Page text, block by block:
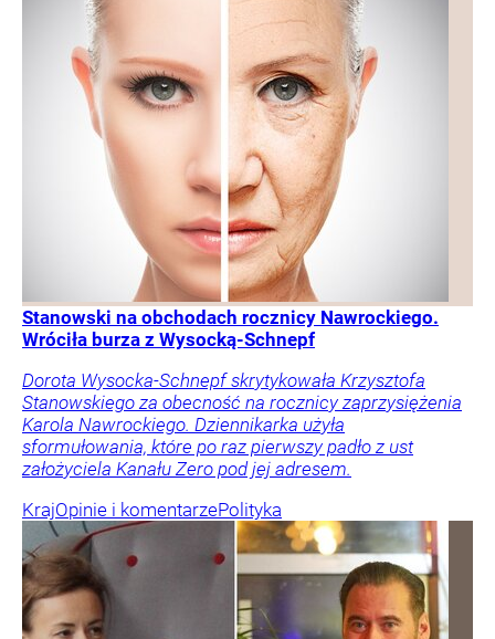
Stanowski na obchodach rocznicy Nawrockiego.
Wróciła burza z Wysocką-Schnepf
Dorota Wysocka-Schnepf skrytykowała Krzysztofa
Stanowskiego za obecność na rocznicy zaprzysiężenia
Karola Nawrockiego. Dziennikarka użyła
sformułowania, które po raz pierwszy padło z ust
założyciela Kanału Zero pod jej adresem.
KrajOpinie i komentarzePolityka